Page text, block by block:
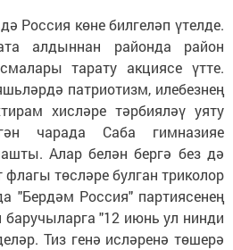
Россия көне билгеләп үтелде.
алдыннан районда район
тарату акциясе үтте.
патриотизм, илебезнең
хисләре тәрбияләү уяту
чарада Саба гимназияе
Алар белән бергә без дә
төсләре булган триколор
"Бердәм Россия" партиясенең
баручыларга "12 июнь ул нинди
Тиз генә исләренә төшерә